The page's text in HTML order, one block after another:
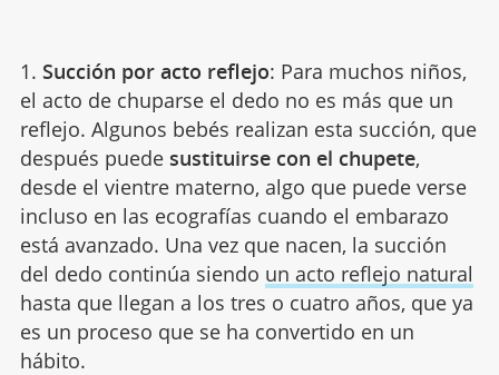
1. Succión por acto reflejo: Para muchos niños,
el acto de chuparse el dedo no es más que un
reflejo. Algunos bebés realizan esta succión, que
después puedesustituirse con el chupete,
desde el vientre materno, algo que puede verse
incluso en las ecografías cuando el embarazo
está avanzado. Una vez que nacen, la succión
del dedo continúa siendo un acto reflejo natural
hasta que llegan a los tres o cuatro años, que ya
es un proceso que se ha convertido en un
hábito.